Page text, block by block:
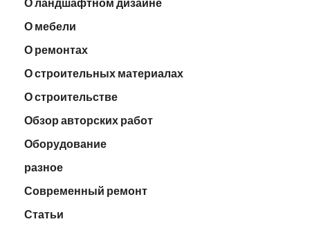
О ландшафтном дизайне
О мебели
О ремонтах
О строительных материалах
О строительстве
Обзор авторских работ
Оборудование
разное
Современный ремонт
Статьи